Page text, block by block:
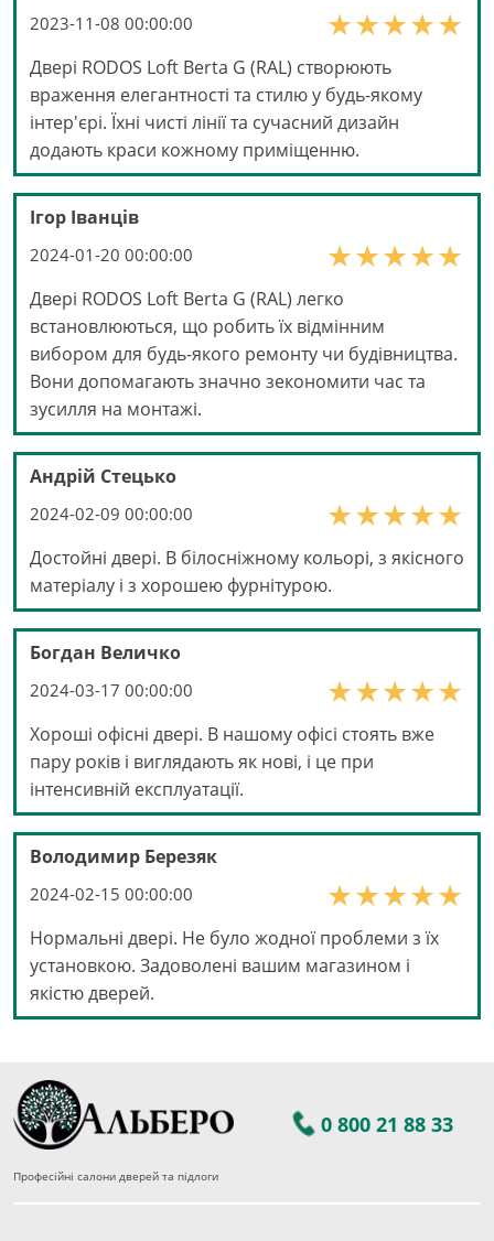
2023-11-08 00:00:00
Двері RODOS Loft Berta G (RAL) створюють
враження елегантності та стилю у будь-якому
інтер'єрі. Їхні чисті лінії та сучасний дизайн
додають краси кожному приміщенню.
Ігор Іванців
2024-01-20 00:00:00
Двері RODOS Loft Berta G (RAL) легко
встановлюються, що робить їх відмінним
вибором для будь-якого ремонту чи будівництва.
Вони допомагають значно зекономити час та
зусилля на монтажі.
Андрій Стецько
2024-02-09 00:00:00
Достойні двері. В білосніжному кольорі, з якісного
матеріалу і з хорошею фурнітурою.
Богдан Величко
2024-03-17 00:00:00
Хороші офісні двері. В нашому офісі стоять вже
пару років і виглядають як нові, і це при
інтенсивній експлуатації.
Володимир Березяк
2024-02-15 00:00:00
Нормальні двері. Не було жодної проблеми з їх
установкою. Задоволені вашим магазином і
якістю дверей.
0 800 21 88 33
Професійні салони дверей та підлоги